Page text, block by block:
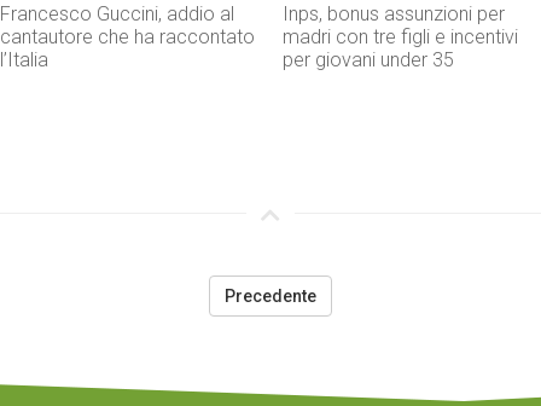
Francesco Guccini, addio al
cantautore che ha raccontato
l’Italia
Inps, bonus assunzioni per
madri con tre figli e incentivi
per giovani under 35
Precedente